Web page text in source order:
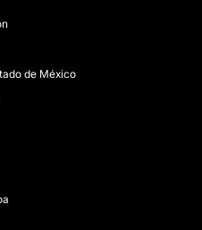
de México